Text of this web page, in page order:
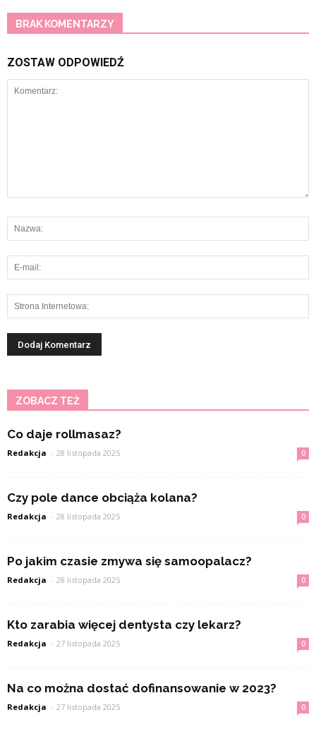
BRAK KOMENTARZY
ZOSTAW ODPOWIEDŹ
ZOBACZ TEŻ
Co daje rollmasaz?
Redakcja - 28 listopada 2025 0
Czy pole dance obciąża kolana?
Redakcja - 28 listopada 2025 0
Po jakim czasie zmywa się samoopalacz?
Redakcja - 28 listopada 2025 0
Kto zarabia więcej dentysta czy lekarz?
Redakcja - 27 listopada 2025 0
Na co można dostać dofinansowanie w 2023?
Redakcja - 27 listopada 2025 0